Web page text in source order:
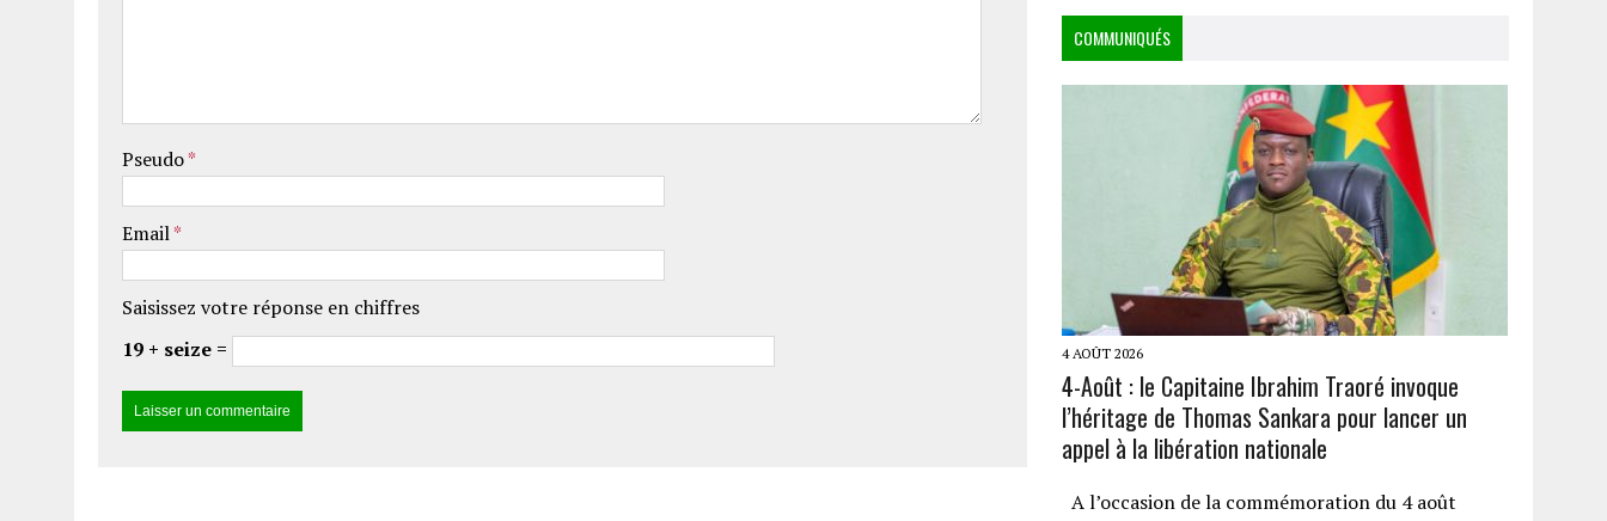
Pseudo*
Email*
Saisissez votre réponse en chiffres
19 + seize =
COMMUNIQUÉS
4 AOÛT 2026
4-Août : le Capitaine Ibrahim Traoré invoque
l’héritage de Thomas Sankara pour lancer un
appel à la libération nationale
A l’occasion de la commémoration du 4 août